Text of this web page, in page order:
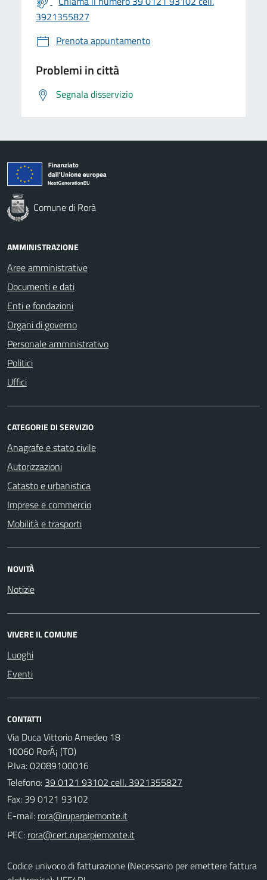
3921355827
Prenota appuntamento
Problemi in città
Segnala disservizio
Comune di Rorà
AMMINISTRAZIONE
Aree amministrative
Documenti e dati
Enti e fondazioni
Organi di governo
Personale amministrativo
Politici
Uffici
CATEGORIE DI SERVIZIO
Anagrafe e stato civile
Autorizzazioni
Catasto e urbanistica
Imprese e commercio
Mobilità e trasporti
NOVITÀ
Notizie
VIVERE IL COMUNE
Luoghi
Eventi
CONTATTI
Via Duca Vittorio Amedeo 18
10060 RorÃ¡ (TO)
P.Iva: 02089100016
Telefono: 39 0121 93102 cell. 3921355827
Fax: 39 0121 93102
E-mail:
PEC:
Codice univoco di fatturazione (Necessario per emettere fattura